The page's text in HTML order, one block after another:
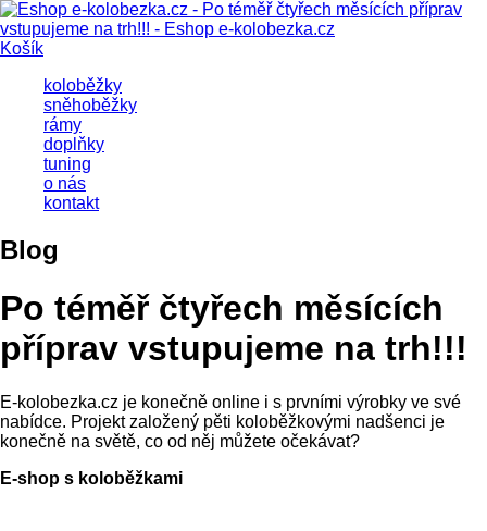
Košík
koloběžky
sněhoběžky
rámy
doplňky
tuning
o nás
kontakt
Blog
Po téměř čtyřech měsících
příprav vstupujeme na trh!!!
E-kolobezka.cz je konečně online i s prvními výrobky ve své
nabídce. Projekt založený pěti koloběžkovými nadšenci je
konečně na světě, co od něj můžete očekávat?
E-shop s koloběžkami